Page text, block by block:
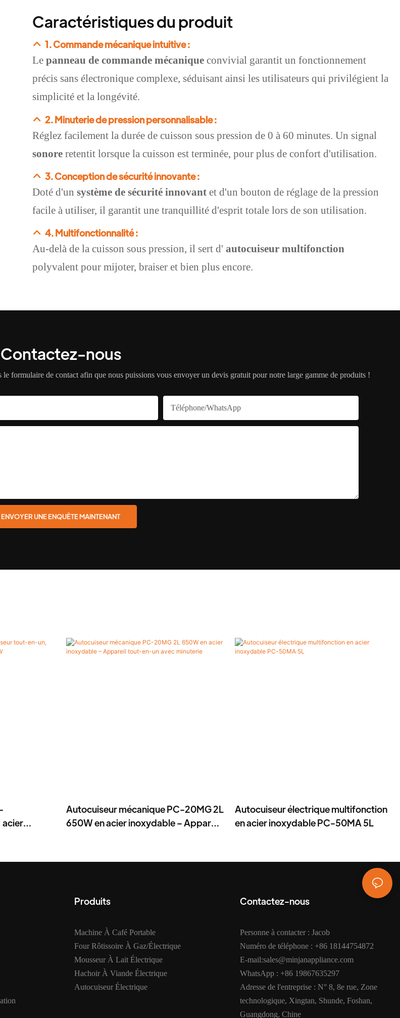
Caractéristiques du produit
1. Commande mécanique intuitive :
Lepanneau de commande mécanique convivial garantit un fonctionnement
précis sans électronique complexe, séduisant ainsi les utilisateurs qui privilégient la
simplicité et la longévité.
2. Minuterie de pression personnalisable :
Réglez facilement la durée de cuisson sous pression de 0 à 60 minutes. Un signal
sonore retentitlorsque la cuisson est terminée, pour plus de confort d'utilisation.
3. Conception de sécurité innovante :
Doté d'un système de sécurité innovant et d'un bouton de réglage de la pression
facile à utiliser, il garantit une tranquillité d'esprit totale lors de son utilisation.
4. Multifonctionnalité :
Au-delà de la cuisson sous pression, il sert d' autocuiseur multifonction
polyvalentpour mijoter, braiser et bien plus encore.
Contactez-nous
formulaire de contact afin que nous puissions vous envoyer un devis gratuit pour notre large gamme de produits !
Téléphone/WhatsApp
ENVOYER UNE ENQUÊTE MAINTENANT
Autocuiseur mécanique PC-20MG 2L
650W en acier inoxydable – Appareil
Autocuiseur électrique multifonction
en acier inoxydable PC-50MA 5L
Produits
Machine À Café Portable
Four Rôtissoire À Gaz/électrique
Mousseur À Lait Électrique
Hachoir À Viande Électrique
Autocuiseur Électrique
Contactez-nous
Personne à contacter : Jacob
Numéro de téléphone : +86 18144754872
E-mail:sales@minjanappliance.com
WhatsApp : +86 19867635297
Adresse de l'entreprise : N° 8, 8e rue, Zone
technologique, Xingtan, Shunde, Foshan,
Guangdong, Chine